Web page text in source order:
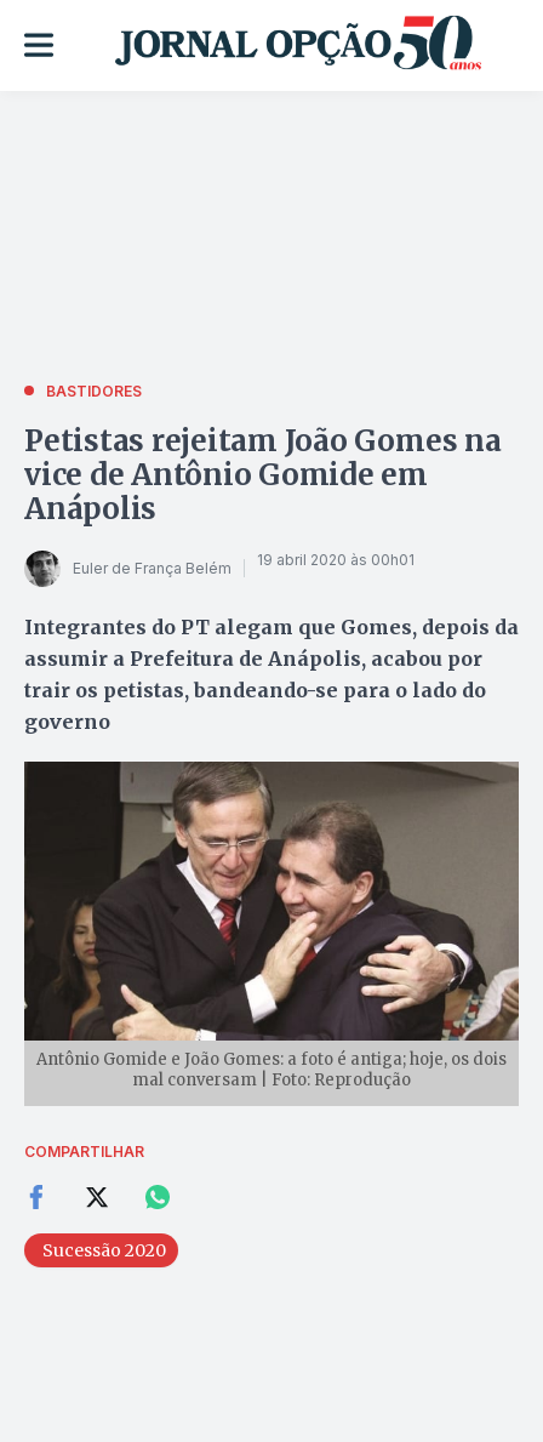
BASTIDORES
Petistas rejeitam João Gomes na
vice de Antônio Gomide em
Anápolis
Euler de França Belém 19 abril 2020 às 00h01
Integrantes do PT alegam que Gomes, depois da
assumir a Prefeitura de Anápolis, acabou por
trair os petistas, bandeando-se para o lado do
governo
Antônio Gomide e João Gomes: a foto é antiga; hoje, os dois
mal conversam | Foto: Reprodução
COMPARTILHAR
Sucessão 2020